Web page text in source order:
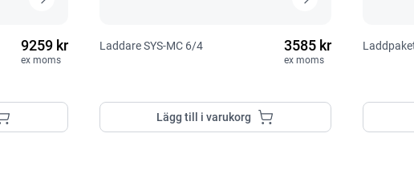
9259 kr
ex moms
Laddare SYS-MC 6/4 3585 kr
ex moms
Lägg till i varukorg